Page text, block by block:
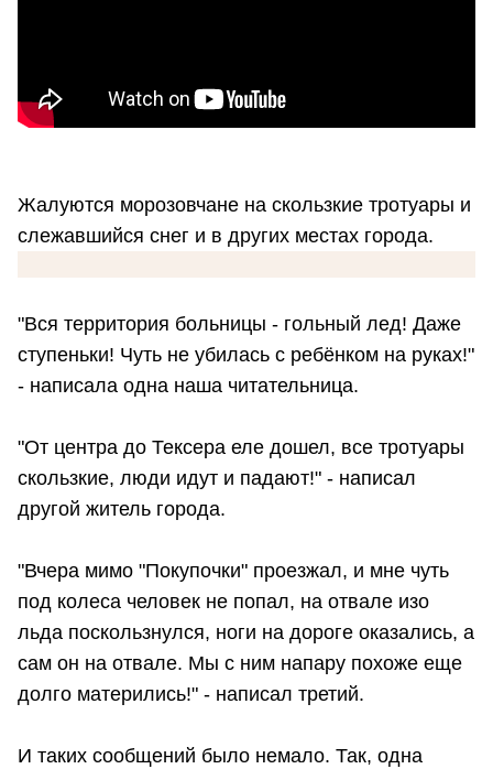
Жалуются морозовчане на скользкие тротуары и
слежавшийся снег и в других местах города.
"Вся территория больницы - гольный лед! Даже
ступеньки! Чуть не убилась с ребёнком на руках!"
- написала одна наша читательница.
"От центра до Тексера еле дошел, все тротуары
скользкие, люди идут и падают!" - написал
другой житель города.
"Вчера мимо "Покупочки" проезжал, и мне чуть
под колеса человек не попал, на отвале изо
льда поскользнулся, ноги на дороге оказались, а
сам он на отвале. Мы с ним напару похоже еще
долго матерились!" - написал третий.
И таких сообщений было немало. Так, одна